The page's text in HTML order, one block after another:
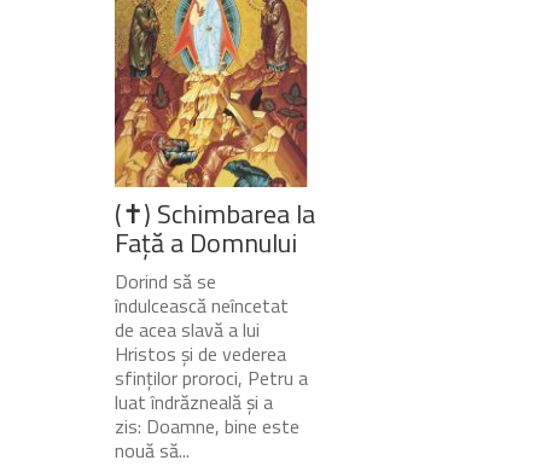
(✝) Schimbarea la
Față a Domnului
Dorind să se
îndulcească neîncetat
de acea slavă a lui
Hristos și de vederea
sfinților proroci, Petru a
luat îndrăzneală și a
zis: Doamne, bine este
nouă să...